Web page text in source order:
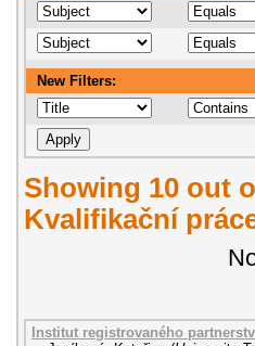
New Filters:
Showing 10 out
Kvalifikační
Institut registrovaného